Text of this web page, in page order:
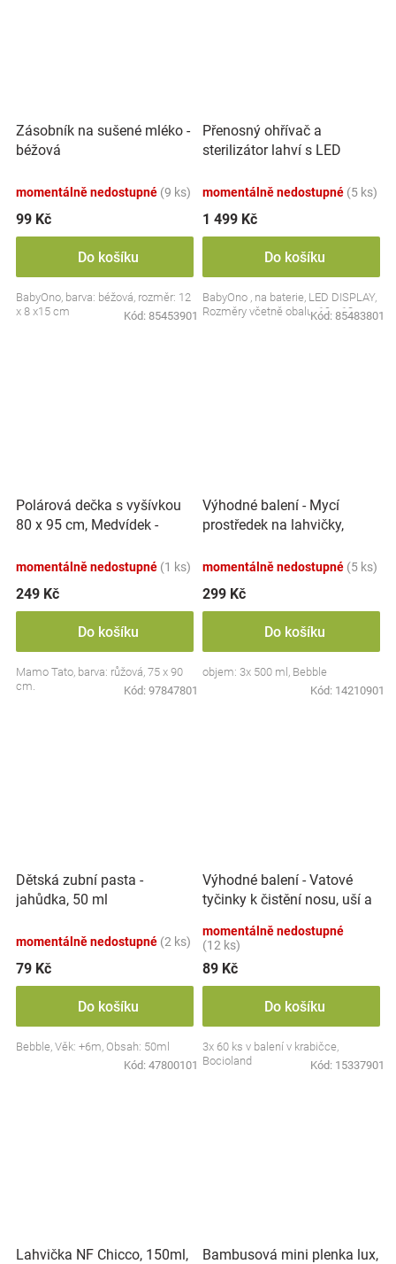
Zásobník na sušené mléko -
béžová
momentálně nedostupné (9 ks)
99 Kč
Do košíku
BabyOno, barva: béžová, rozměr: 12
x 8 x15 cm
Kód: 85453901
Přenosný ohřívač a
sterilizátor lahví s LED
momentálně nedostupné (5 ks)
1 499 Kč
Do košíku
BabyOno , na baterie, LED DISPLAY,
Rozměry včetně obalu: 19 x 13 cm.
Kód: 85483801
Polárová dečka s vyšívkou
80 x 95 cm, Medvídek -
momentálně nedostupné (1 ks)
249 Kč
Do košíku
Mamo Tato, barva: růžová, 75 x 90
cm.
Kód: 97847801
Výhodné balení - Mycí
prostředek na lahvičky,
momentálně nedostupné (5 ks)
299 Kč
Do košíku
objem: 3x 500 ml, Bebble
Kód: 14210901
Dětská zubní pasta -
jahůdka, 50 ml
momentálně nedostupné (2 ks)
79 Kč
Do košíku
Bebble, Věk: +6m, Obsah: 50ml
Kód: 47800101
Výhodné balení - Vatové
tyčinky k čistění nosu, uší a
momentálně nedostupné
(12 ks)
89 Kč
Do košíku
3x 60 ks v balení v krabičce,
Bocioland
Kód: 15337901
Lahvička NF Chicco, 150ml,
Bambusová mini plenka lux,